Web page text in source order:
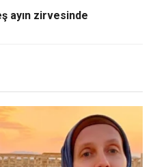
ayın zirvesinde